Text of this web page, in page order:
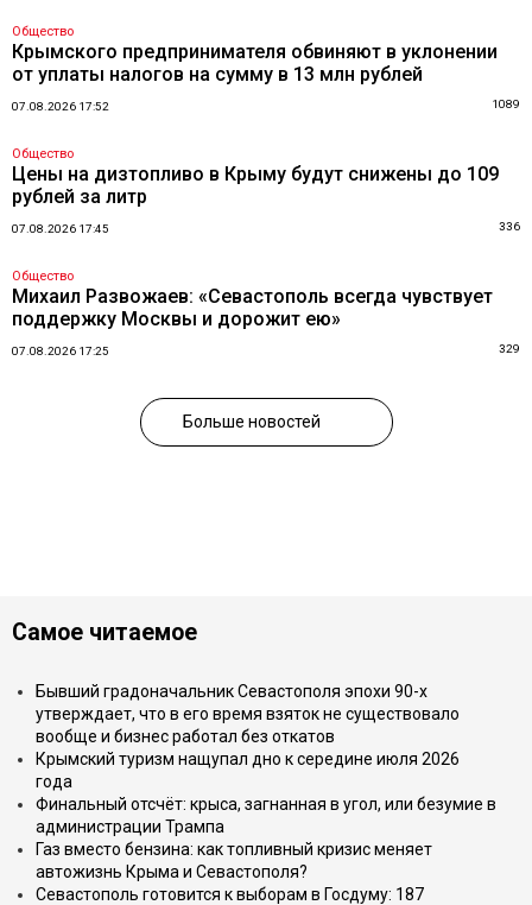
Общество
Крымского предпринимателя обвиняют в уклонении
от уплаты налогов на сумму в 13 млн рублей
07.08.2026 17:52 1089
Общество
Цены на дизтопливо в Крыму будут снижены до 109
рублей за литр
07.08.2026 17:45 336
Общество
Михаил Развожаев: «Севастополь всегда чувствует
поддержку Москвы и дорожит ею»
07.08.2026 17:25 329
Больше новостей
Самое читаемое
Бывший градоначальник Севастополя эпохи 90-х
утверждает, что в его время взяток не существовало
вообще и бизнес работал без откатов
Крымский туризм нащупал дно к середине июля 2026
года
Финальный отсчёт: крыса, загнанная в угол, или безумие в
администрации Трампа
Газ вместо бензина: как топливный кризис меняет
автожизнь Крыма и Севастополя?
Севастополь готовится к выборам в Госдуму: 187